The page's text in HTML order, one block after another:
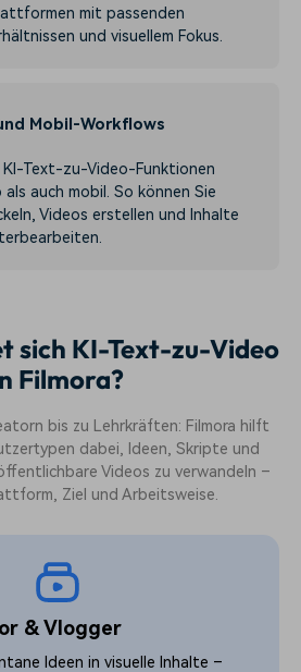
mit passenden
und visuellem Fokus.
Mobil-Workflows
Text-zu-Video-Funktionen
auch mobil. So können Sie
Videos erstellen und Inhalte
sich KI-Text-zu-Video
Filmora?
bis zu Lehrkräften: Filmora hilft
dabei, Ideen, Skripte und
Videos zu verwandeln –
Ziel und Arbeitsweise.
& Vlogger
Ideen in visuelle Inhalte –